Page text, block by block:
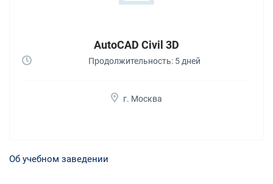
AutoCAD Civil 3D
Продолжительность: 5 дней
г. Москва
Об учебном заведении